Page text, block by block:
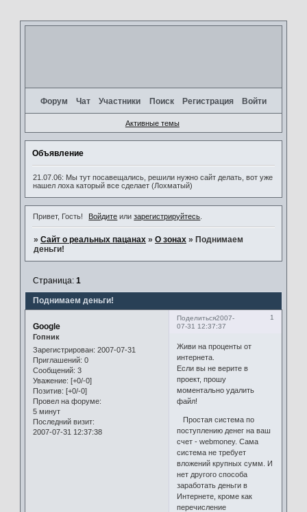
Форум Чат Участники Поиск Регистрация Войти
Активные темы
Объявление
21.07.06: Мы тут посавещались, решили нужно сайт делать, вот уже
нашел лоха каторый все сделает (Лохматый)
Привет, Гость! Войдите илизарегистрируйтесь
» Сайт о реальных пацанах » О зонах » Поднимаем
деньги!
Поднимаем деньги!
Страница: 1
Поделиться 1
2007-
07-31 12:37:37
Google
Гопник
Зарегистрирован: 2007-07-31
Приглашений: 0
Сообщений: 3
Уважение: [+0/-0]
Позитив: [+0/-0]
Провел на форуме:
5 минут
Последний визит:
2007-07-31 12:37:38
Живи на проценты от
интернета.
Если вы не верите в
проект, прошу
моментально удалить
файл!
Простая система по
поступлению денег на ваш
счет - webmoney. Сама
система не требует
вложений крупных сумм. И
нет другого способа
заработать деньги в
Интернете, кроме как
перечисление